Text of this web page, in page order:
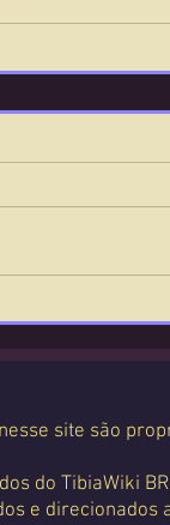
site são
do TibiaWiki
e direcionados